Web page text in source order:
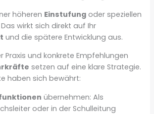
höheren Einstufung oder speziellen
wirkt sich direkt auf Ihr
und die spätere Entwicklung aus.
Praxis und konkrete Empfehlungen
setzen auf eine klare Strategie.
haben sich bewährt:
übernehmen: Als
oder in der Schulleitung